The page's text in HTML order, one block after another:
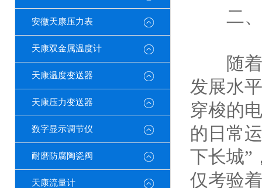
安徽天康压力表
天康双金属温度计
天康温度变送器
天康压力变送器
数字显示调节仪
耐磨防腐陶瓷阀
天康流量计
二、
随着
发展水
穿梭的
的日常
下长城”
仅考验